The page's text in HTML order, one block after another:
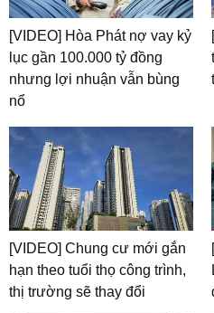
[VIDEO] Hòa Phát nợ vay kỷ
lục gần 100.000 tỷ đồng
nhưng lợi nhuận vẫn bùng
nổ
[VIDEO] Chung cư mới gắn
hạn theo tuổi thọ công trình,
thị trường sẽ thay đổi